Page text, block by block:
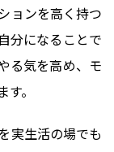
ョンを高く持つ
分になることで
る気を高め、モ
。
実生活の場でも